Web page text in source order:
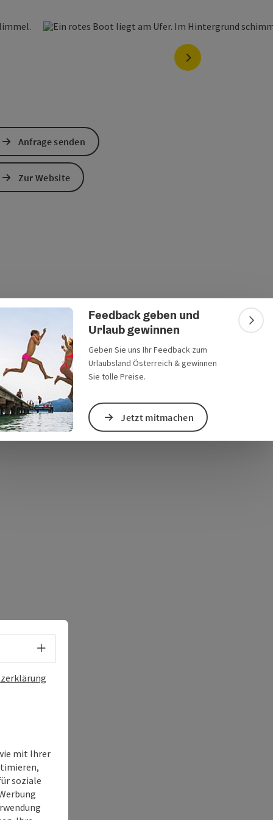
Feedback geben und
Urlaub gewinnen
Geben Sie uns Ihr Feedback zum
Urlaubsland Österreich & gewinnen
Sie tolle Preise.
Jetzt mitmachen
nächstes Element
öffnenöffnen
Anfrage senden
Zur Website
Sprachwahl - Menü öffnen
mit Ihrer
soziale